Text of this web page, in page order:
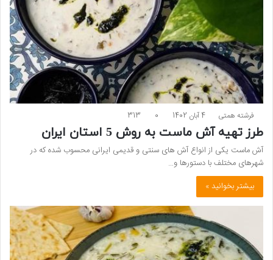
فرشته همتی 4 آبان 1402 0
313
طرز تهیه آش ماست به روش 5 استان ایران
آش ماست یکی از انواع آش های سنتی و قدیمی ایرانی محسوب شده که در
شهرهای مختلف با دستورها و…
بیشتر بخوانید »